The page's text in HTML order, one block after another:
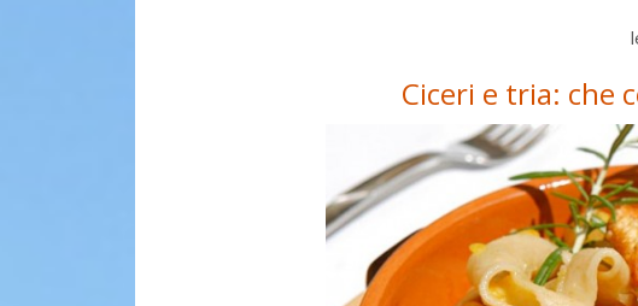
Ciceri e tria: che